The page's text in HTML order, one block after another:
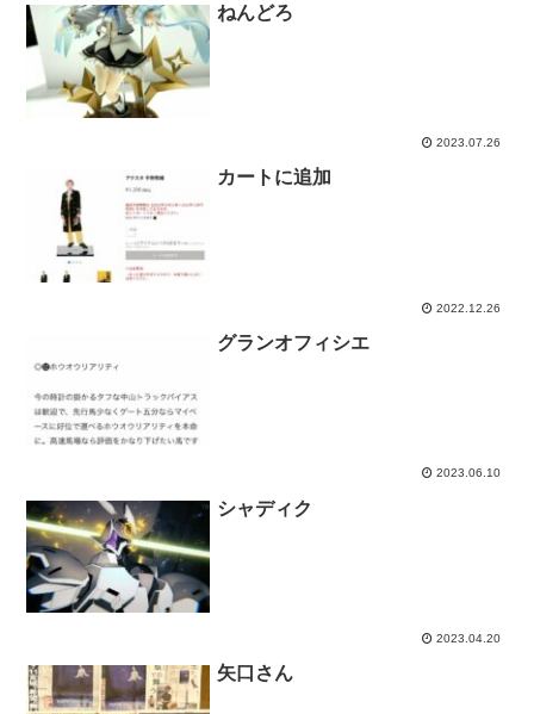
ねんどろ
2023.07.26
カートに追加
2022.12.26
グランオフィシエ
2023.06.10
シャディク
2023.04.20
矢口さん